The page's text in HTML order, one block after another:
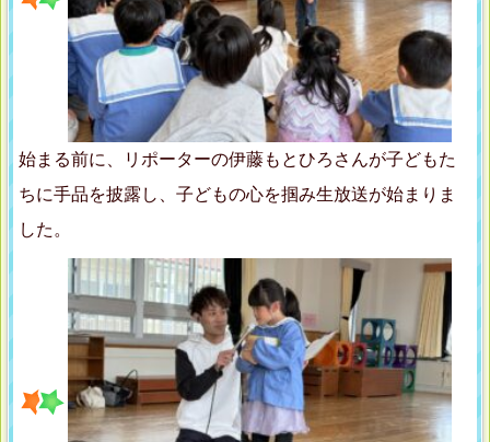
始まる前に、リポーターの伊藤もとひろさんが子どもた
ちに手品を披露し、子どもの心を掴み生放送が始まりま
した。